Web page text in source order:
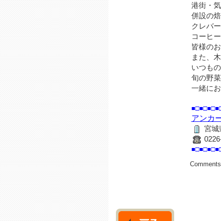
港街・
併設の
クレバ
コーヒ
皆様の
また、
いつも
旬の野
一緒に
アンカ
宮城